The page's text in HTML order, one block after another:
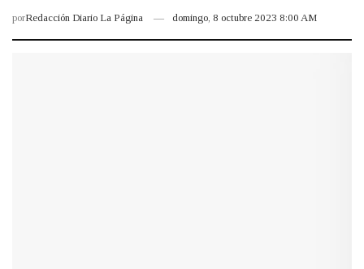
porRedacción Diario La Página domingo, 8 octubre 2023 8:00 AM